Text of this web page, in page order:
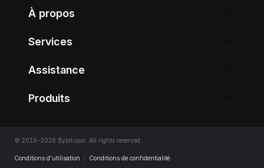
À propos
Services
Assistance
Produits
© 2018-2026 Bybit.com. All rights reserved.
Conditions d’utilisation Conditions de confidentialité